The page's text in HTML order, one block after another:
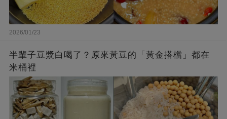
2026/01/23
半輩子豆漿白喝了？原來黃豆的「黃金搭檔」都在
米桶裡